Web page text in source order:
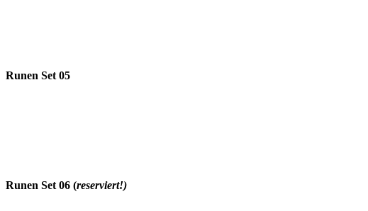
Runen Set 05
Runen Set 06 (reserviert!)